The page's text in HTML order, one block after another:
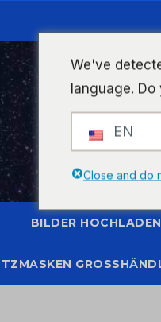
BILDER HOCHLADEN
We've
language.
EN
Close and do